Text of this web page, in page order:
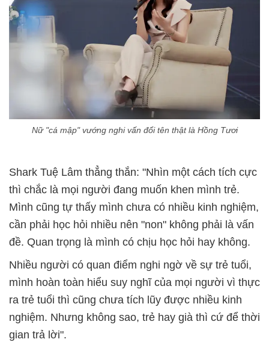
Nữ "cá mập" vướng nghi vấn đổi tên thật là Hồng Tươi
Shark Tuệ Lâm thẳng thắn: "Nhìn một cách tích cực
thì chắc là mọi người đang muốn khen mình trẻ.
Mình cũng tự thấy mình chưa có nhiều kinh nghiệm,
cần phải học hỏi nhiều nên "non" không phải là vấn
đề. Quan trọng là mình có chịu học hỏi hay không.
Nhiều người có quan điểm nghi ngờ về sự trẻ tuổi,
mình hoàn toàn hiểu suy nghĩ của mọi người vì thực
ra trẻ tuổi thì cũng chưa tích lũy được nhiều kinh
nghiệm. Nhưng không sao, trẻ hay già thì cứ để thời
gian trả lời".